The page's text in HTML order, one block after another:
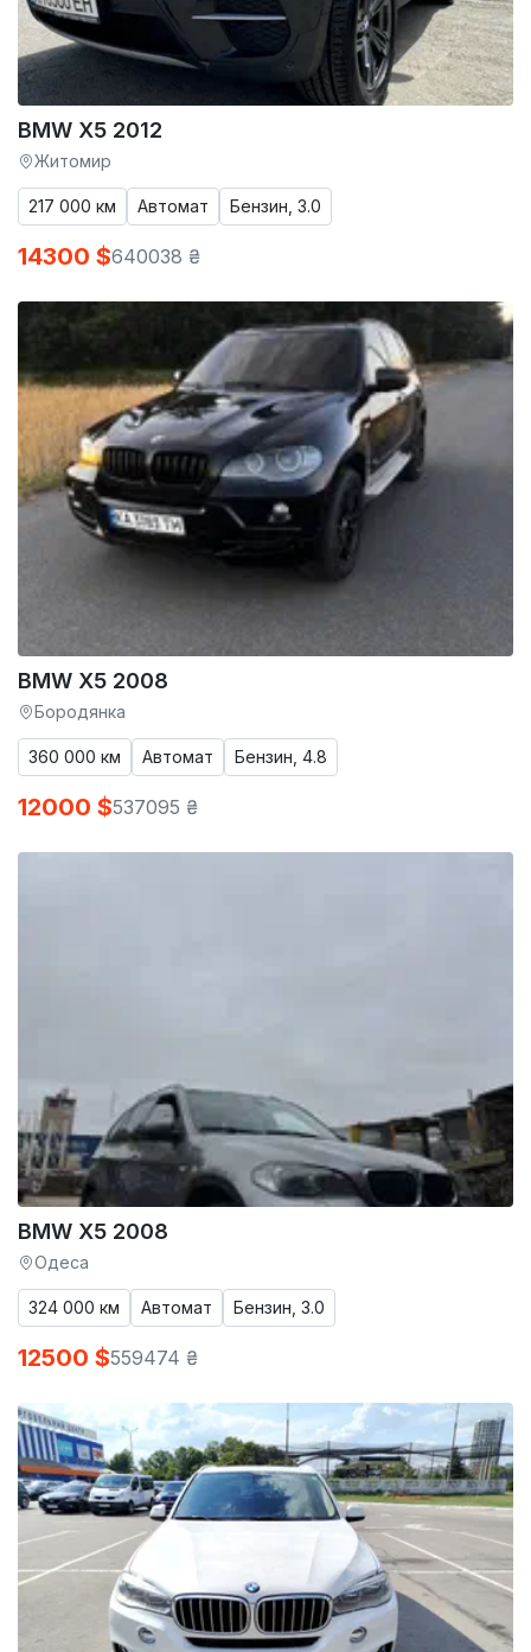
BMW X5 2012
Житомир
217 000 км Автомат Бензин, 3.0
14300 $640038 ₴
BMW X5 2008
Бородянка
360 000 км Автомат Бензин, 4.8
12000 $537095 ₴
BMW X5 2008
Одеса
324 000 км Автомат Бензин, 3.0
12500 $559474 ₴